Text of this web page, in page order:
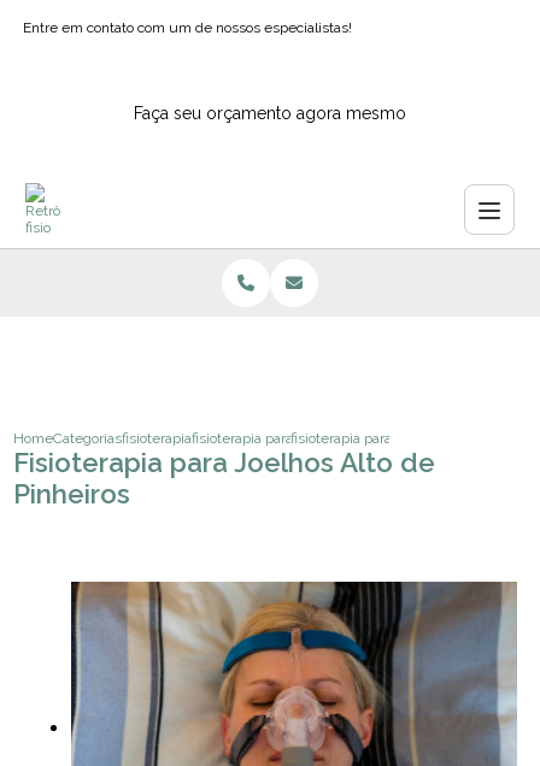
Entre em contato com um de nossos especialistas!
Faça seu orçamento agora mesmo
HomeCategoriasfisioterapiafisioterapia para gravidasfisioterapia para joelhos alto de
Fisioterapia para Joelhos Alto de
Pinheiros